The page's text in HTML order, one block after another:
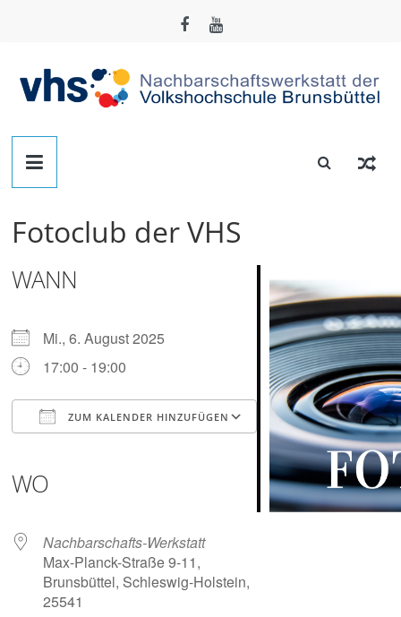
Nachbarschafts-
Werkstatt
Brunsbüttel
Der
zum
Basteln,
Tüfteln,
Digitalisieren
Fotoclub der VHS
WANN
Mi., 6. August 2025
17:00 - 19:00
ZUM KALENDER HINZUFÜGEN
Outlook Live
WO
Nachbarschafts-Werkstatt
Max-Planck-Straße 9-11,
Brunsbüttel, Schleswig-Holstein,
25541